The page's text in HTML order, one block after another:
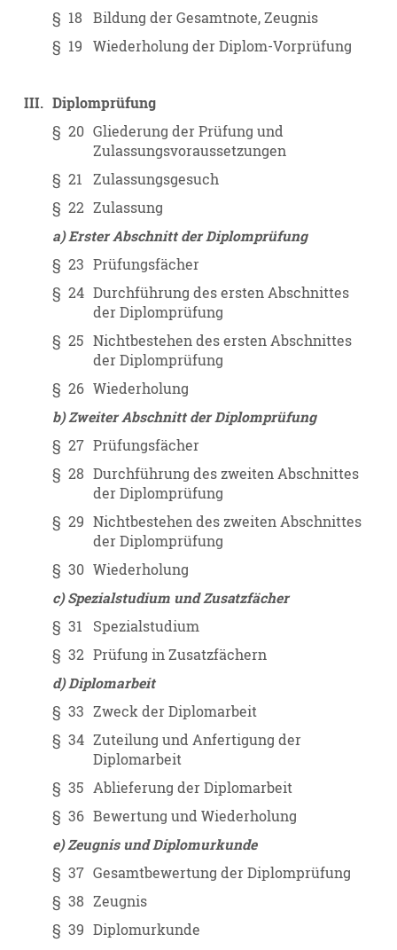
§ 18
Bildung der Gesamtnote, Zeugnis
§ 19
Wiederholung der Diplom-Vorprüfung
III. Diplomprüfung
§ 20 Gliederung der Prüfung und
Zulassungsvoraussetzungen
§ 21
Zulassungsgesuch
§ 22 Zulassung
a) Erster Abschnitt der Diplomprüfung
§ 23 Prüfungsfächer
§ 24 Durchführung des ersten Abschnittes
der Diplomprüfung
§ 25 Nichtbestehen des ersten Abschnittes
der Diplomprüfung
§ 26 Wiederholung
b) Zweiter Abschnitt der Diplomprüfung
§ 27 Prüfungsfächer
§ 28 Durchführung des zweiten Abschnittes
der Diplomprüfung
§ 29 Nichtbestehen des zweiten Abschnittes
der Diplomprüfung
§ 30 Wiederholung
c) Spezialstudium und Zusatzfächer
§ 31
Spezialstudium
§ 32 Prüfung in Zusatzfächern
d) Diplomarbeit
§ 33 Zweck der Diplomarbeit
§ 34 Zuteilung und Anfertigung der
Diplomarbeit
§ 35 Ablieferung der Diplomarbeit
§ 36 Bewertung und Wiederholung
e) Zeugnis und Diplomurkunde
§ 37 Gesamtbewertung der Diplomprüfung
§ 38 Zeugnis
§ 39 Diplomurkunde